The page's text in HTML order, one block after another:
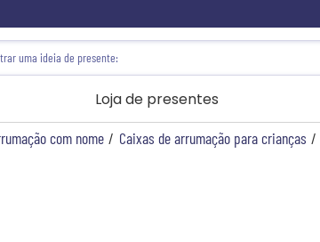
Loja de presentes
com nome / Caixas de arrumação para crianças /